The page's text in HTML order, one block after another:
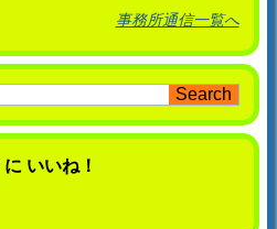
事務所通信一覧へ
いいね！